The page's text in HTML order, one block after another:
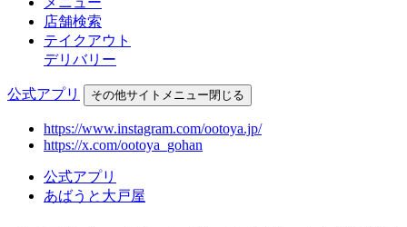
店舗検索
テイクアウト
デリバリー
公式アプリ その他サイトメニュー閉じる
https://www.instagram.com/ootoya.jp/
https://x.com/ootoya_gohan
公式アプリ
あばうと大戸屋